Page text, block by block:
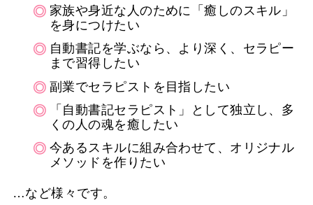
家族や身近な人のために「癒しのスキル」
を身につけたい
自動書記を学ぶなら、より深く、セラピー
まで習得したい
副業でセラピストを目指したい
「自動書記セラピスト」として独立し、多
くの人の魂を癒したい
今あるスキルに組み合わせて、オリジナル
メソッドを作りたい
…など様々です。